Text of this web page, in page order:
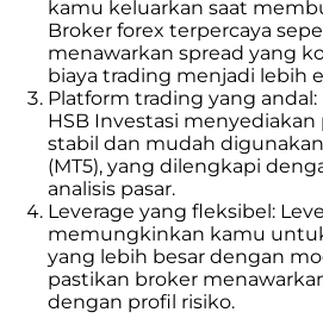
kamu keluarkan saat
Broker forex terpercaya
menawarkan spread yang
biaya trading menjadi lebih
Platform trading yang
HSB Investasi
stabil dan mudah
(MT5), yang dilengkapi
analisis pasar.
Leverage yang fleksibel:
memungkinkan kamu
yang lebih besar dengan
pastikan broker
dengan profil risiko.